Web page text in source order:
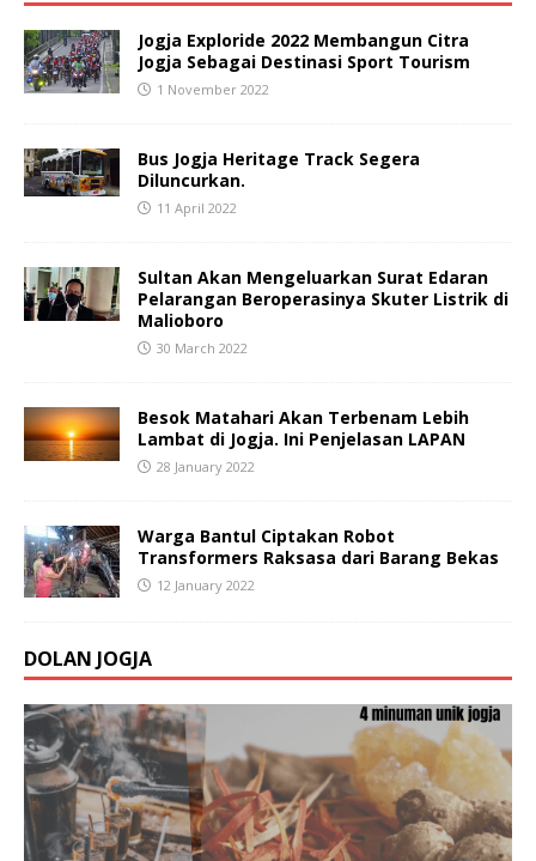
Jogja Exploride 2022 Membangun Citra
Jogja Sebagai Destinasi Sport Tourism
1 November 2022
Bus Jogja Heritage Track Segera
Diluncurkan.
11 April 2022
Sultan Akan Mengeluarkan Surat Edaran
Pelarangan Beroperasinya Skuter Listrik di
Malioboro
30 March 2022
Besok Matahari Akan Terbenam Lebih
Lambat di Jogja. Ini Penjelasan LAPAN
28 January 2022
Warga Bantul Ciptakan Robot
Transformers Raksasa dari Barang Bekas
12 January 2022
DOLAN JOGJA